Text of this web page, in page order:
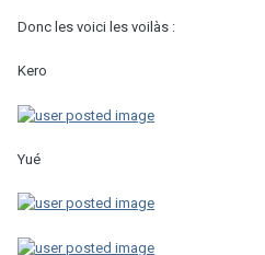
Donc les voici les voilàs :
Kero
Yué